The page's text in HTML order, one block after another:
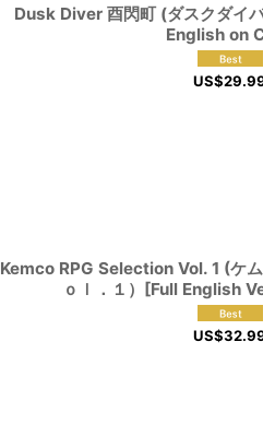
Dusk Diver 酉閃町 (ダスクダイ
English on
US$
Kemco RPG Selection Vol. 1 (ケ
ｏｌ．１）[Full English
US$